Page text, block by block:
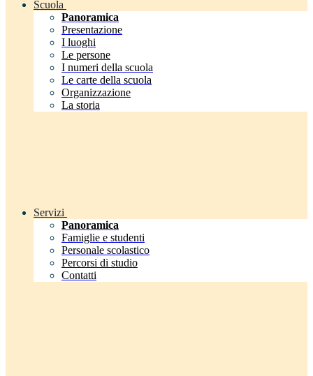
Scuola
Panoramica
Presentazione
I luoghi
Le persone
I numeri della scuola
Le carte della scuola
Organizzazione
La storia
Servizi
Panoramica
Famiglie e studenti
Personale scolastico
Percorsi di studio
Contatti